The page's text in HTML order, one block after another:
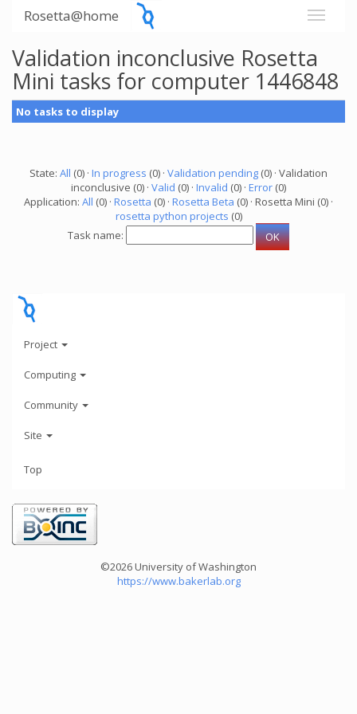
Rosetta@home
Validation inconclusive Rosetta
Mini tasks for computer 1446848
No tasks to display
State: All (0) · In progress (0) · Validation pending (0) · Validation
inconclusive (0) · Valid (0) · Invalid (0) · Error (0)
Application: All (0) · Rosetta (0) · Rosetta Beta (0) · Rosetta Mini (0) ·
rosetta python projects (0)
Task name:
Project
Computing
Community
Site
Top
©2026 University of Washington
https://www.bakerlab.org